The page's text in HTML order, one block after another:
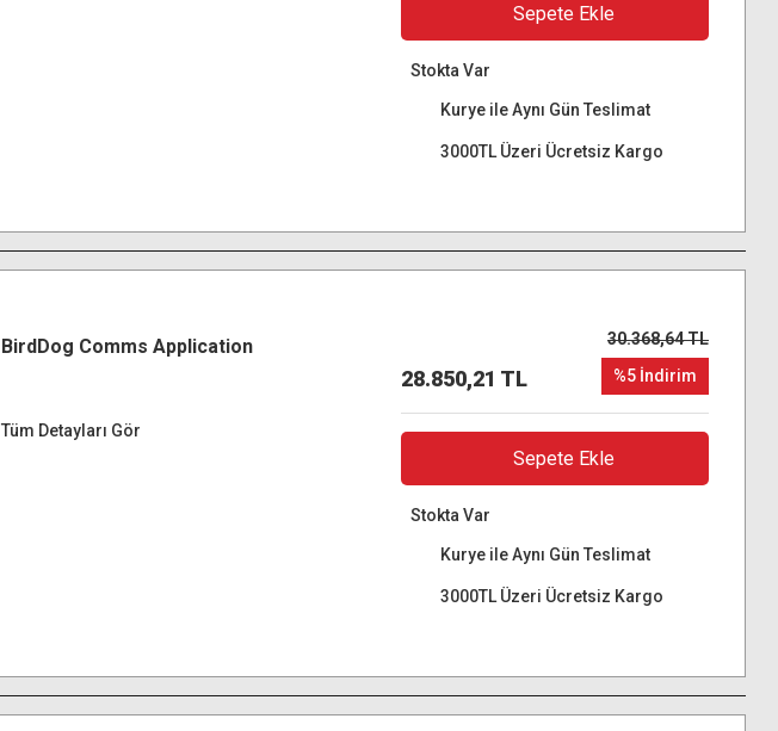
Sepete Ekle
Stokta Var
Kurye ile Aynı Gün Teslimat
3000TL Üzeri Ücretsiz Kargo
BirdDog Comms Application
Tüm Detayları Gör
28.850,21 TL
30.368,64 TL
%5 İndirim
Sepete Ekle
Stokta Var
Kurye ile Aynı Gün Teslimat
3000TL Üzeri Ücretsiz Kargo